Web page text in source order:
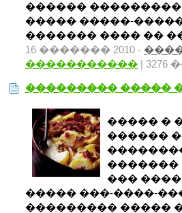
������ ���������
����� �����-
������� ���� ��
16 ������� 2010 -
����������� |
��������� �����
����� �
������
�������
���
����� ���-����-
��������� �����